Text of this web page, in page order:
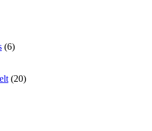
(6)
(20)